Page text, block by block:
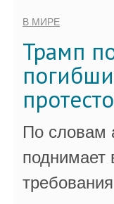
В МИРЕ
Трамп
По словам
поднимает